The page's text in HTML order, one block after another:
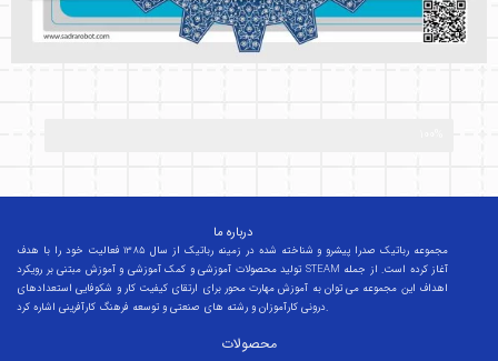
درباره ما
مجموعه رباتیک صدرا پیشرو و شناخته شده در زمینه رباتیک از سال 1385 فعالیت خود را با هدف
تولید محصولات آموزشی و کمک آموزشی و آموزش مبتنی بر رویکرد STEAM آغاز کرده است. از جمله
اهداف این مجموعه می توان به آموزش مهارت محور برای ارتقای کیفیت کار و شکوفایی استعدادهای
درونی کارآموزان و رشته های صنعتی و توسعه فرهنگ کارآفرینی اشاره کرد.
محصولات